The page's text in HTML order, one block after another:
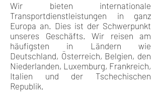
Wir bieten internationale
Transportdienstleistungen in ganz
Europa an. Dies ist der Schwerpunkt
unseres Geschäfts. Wir reisen am
häufigsten in Ländern wie
Deutschland, Österreich, Belgien, den
Niederlanden, Luxemburg, Frankreich,
Italien und der Tschechischen
Republik.